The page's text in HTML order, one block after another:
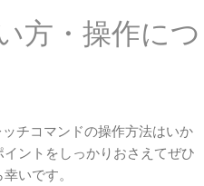
方・操作につ
チコマンドの操作方法はいか
ントをしっかりおさえてぜひ
いです。